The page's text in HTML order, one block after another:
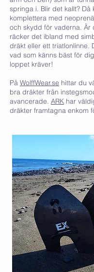
springa i. Blir det kallt? Då
komplettera med
och skydd för vaderna. Är
räcker det ibland med
dräkt eller ett triatlonlinne.
vad som känns bäst för
loppet kräver!
På WolffWear.se hittar du
bra dräkter från
avancerade. ARK har
dräkter framtagna enkom